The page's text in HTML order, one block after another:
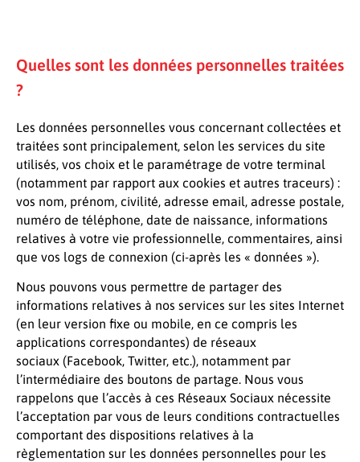
Quelles sont les données personnelles traitées
?
Les données personnelles vous concernant collectées et
traitées sont principalement, selon les services du site
utilisés, vos choix et le paramétrage de votre terminal
(notamment par rapport aux cookies et autres traceurs) :
vos nom, prénom, civilité, adresse email, adresse postale,
numéro de téléphone, date de naissance, informations
relatives à votre vie professionnelle, commentaires, ainsi
que vos logs de connexion (ci-après les « données »).
Nous pouvons vous permettre de partager des
informations relatives à nos services sur les sites Internet
(en leur version fixe ou mobile, en ce compris les
applications correspondantes) de réseaux
sociaux (Facebook, Twitter, etc.), notamment par
l’intermédiaire des boutons de partage. Nous vous
rappelons que l’accès à ces Réseaux Sociaux nécessite
l’acceptation par vous de leurs conditions contractuelles
comportant des dispositions relatives à la
règlementation sur les données personnelles pour les